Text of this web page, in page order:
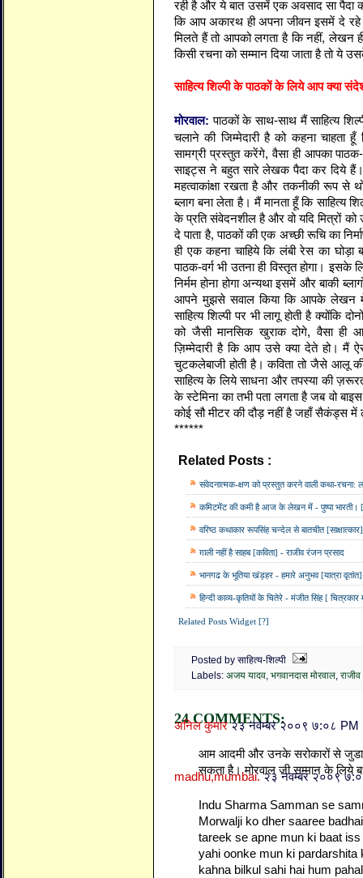
रही है और ये बात उसमें एक अवसाद सा पैदा
कि आप अकारथ ही अपना जीवन इसमें दे
मिलते हैं तो आपको लगता है कि नहीं, लेखन
किसी रचना को सम्मान दिया जाता है तो ये
साहित्य शिल्पी के पाठकों के लिये आप क्या
मोरवाल:पाठकों के साथ-साथ मैं साहित्य
चलाने की जिम्मेदारी है को कहना
सामग्री प्रस्तुत करेंगे, वैसा ही आपका
साइट्स ने बहुत सारे लेखक पैदा कर दिये
महत्वाकांक्षा रखता है और तकनीकी रूप से
ब्लाग बना लेता है। मैं मानता हूँ कि साहित्य
के प्रति संवेदनशील है और वो यदि मित्रों
दे पाता है, पाठकों की एक अच्छी रूचि का
ही एक कहना चाहिये कि लंबी रेस का
पाठक-वर्ग भी उतना ही विस्तृत होगा।
निर्मम होना होगा अन्यथा इसमें और बाकी
आपने मुझसे सवाल किया कि आपके लेखन में
साहित्य शिल्पी पर भी लागू होती है क्योंकि
को जैसी मानसिक खुराक दोगे, वैसा ही
ज़िम्मेदारी है कि आप उसे क्या देते हो। मैं
चुटकलेबाजी होती है। कविता तो जैसे आलू
साहित्य के लिये साधना और तपस्या की
के स्टेमिना का तभी पता लगता है जब वो
कोई सौ मीटर की दौड़ नहीं है जहाँ सैकंड्स में
******
Related Posts :
संवेदनात्मक-क्षण को प्रस्तुत करने वाली कथा-रचना:
कमिटमेंट की कमी है आज के लेखन में - पुष्पा भारती।
वरिष्ठ कथाकार रूपसिंह चन्देल से बातचीत
ग़ाली नहीं है साहब [कविता] - राजीव रंजन प्रसाद
भानगढ के भूतिया खंड़हर - हमारे अनुभव [यात्रा
हिन्दी काव्य-कृतियों के चितेरे - मंजीत सिंह [
Related Posts Widget [?]
Posted by साहित्य-शिल्पी
Labels: अजय यादव, भगवानदास मोरवाल,
24 COMMENTS:
अनिल कुमार २३ नवम्बर २००९ ७:०८ PM
आम आदमी और उनके सरोकारों से
सकता है। मोरवाल जी सम्मान के लिये
madhu,mumbai.२३ नवम्बर २००९
Indu Sharma Samman se
Morwalji ko dher saaree
tareek se apne mun ki baat
yahi oonke mun ki pardarshita
kahna bilkul sahi hai hum